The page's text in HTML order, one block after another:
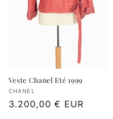
Veste Chanel Eté 1999
Fournisseur :
CHANEL
Prix
3.200,00 € EUR